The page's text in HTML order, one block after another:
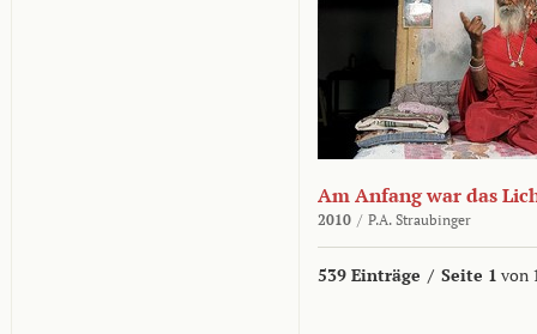
Am Anfang war das
2010 / P.A. Straubinger
539 Einträge / Seite 1 von